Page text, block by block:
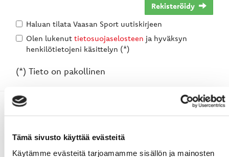
Tämä sivusto käyttää evästeitä
Käytämme evästeitä tarjoamamme sisällön ja mainosten
Rekisteröidy
Haluan tilata Vaasan Sport uutiskirjeen
Olen lukenut tietosuojaselosteen ja hyväksyn
henkilötietojeni käsittelyn (*)
(*) Tieto on pakollinen